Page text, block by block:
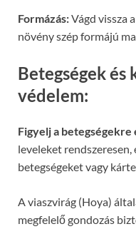
Formázás:Vágd vissza
növény szép formájú
Betegségek
védelem:
Figyelj a
leveleket rendszeresen,
betegségeket vagy
A viaszvirág (Hoya)
megfelelő gondozás